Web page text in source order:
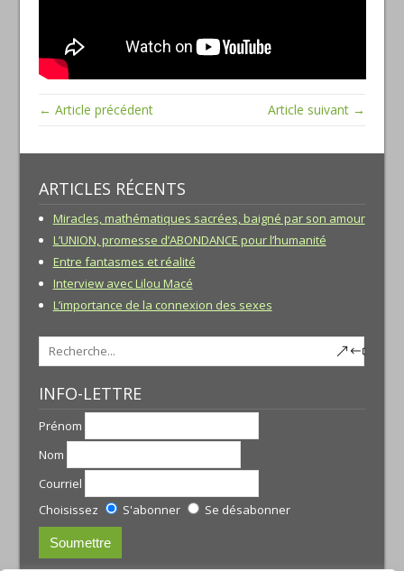
← Article précédent Article suivant →
ARTICLES RÉCENTS
Miracles, mathématiques sacrées, baigné par son amour
L’UNION, promesse d’ABONDANCE pour l’humanité
Entre fantasmes et réalité
Interview avec Lilou Macé
L’importance de la connexion des sexes
INFO-LETTRE
Prénom
Nom
Courriel
Choisissez
S'abonner Se désabonner